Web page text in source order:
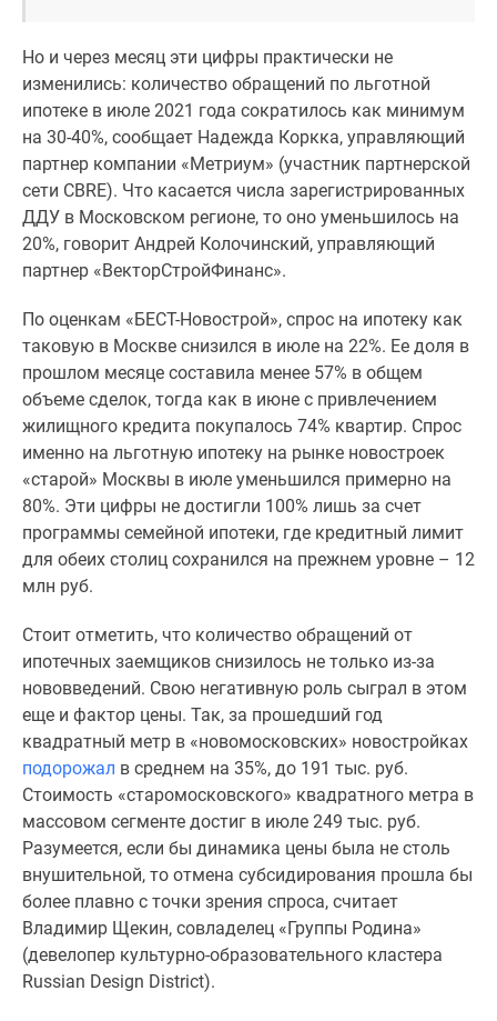
коттеджи
Коттеджные
поселки
Новой
Москве
Готовые
коттеджные
поселки
Строящиеся
коттеджные
поселки
Коттеджные
лесу
поселки
водоема
Коттеджные
поселки
ипотеку
Бизнес-
центры
Коттеджи
Скидки
акции
Макс
Но и через месяц эти цифры практически не
изменились: количество обращений по льготной
ипотеке в июле 2021 года сократилось как минимум
на 30-40%, сообщает Надежда Коркка, управляющий
партнер компании «Метриум» (участник партнерской
сети CBRE). Что касается числа зарегистрированных
ДДУ в Московском регионе, то оно уменьшилось на
20%, говорит Андрей Колочинский, управляющий
партнер «ВекторСтройФинанс».
По оценкам «БЕСТ-Новострой», спрос на ипотеку как
таковую в Москве снизился в июле на 22%. Ее доля в
прошлом месяце составила менее 57% в общем
объеме сделок, тогда как в июне с привлечением
жилищного кредита покупалось 74% квартир. Спрос
именно на льготную ипотеку на рынке новостроек
«старой» Москвы в июле уменьшился примерно на
80%. Эти цифры не достигли 100% лишь за счет
программы семейной ипотеки, где кредитный лимит
для обеих столиц сохранился на прежнем уровне – 12
млн руб.
Стоит отметить, что количество обращений от
ипотечных заемщиков снизилось не только из-за
нововведений. Свою негативную роль сыграл в этом
еще и фактор цены. Так, за прошедший год
квадратный метр в «новомосковских» новостройках
подорожал в среднем на 35%, до 191 тыс. руб.
Стоимость «старомосковского» квадратного метра в
массовом сегменте достиг в июле 249 тыс. руб.
Разумеется, если бы динамика цены была не столь
внушительной, то отмена субсидирования прошла бы
более плавно с точки зрения спроса, считает
Владимир Щекин, совладелец «Группы Родина»
(девелопер культурно-образовательного кластера
Russian Design District).